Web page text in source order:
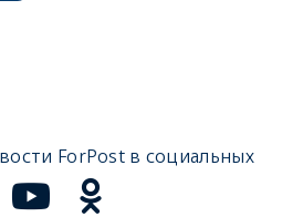
ForPost в социальных